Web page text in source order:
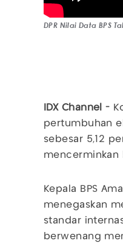
DPR Nilai Data BPS
IDX Channel -
pertumbuhan
sebesar 5,12
mencerminkan
Kepala BPS
menegaskan
standar
berwenang